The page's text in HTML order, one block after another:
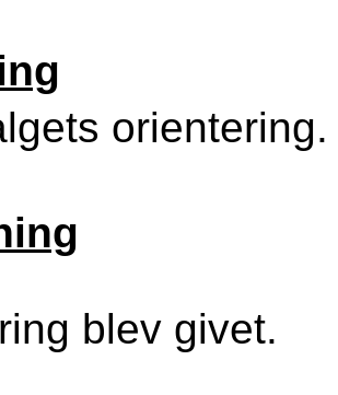
orientering.
blev givet.